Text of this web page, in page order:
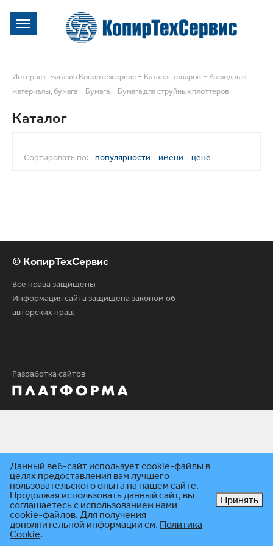
Интернет-магазин Копиртехсервис - Каталог товаров - Расходные
материалы, бумага - Бумага - Бумага для струйных плоттеров
Каталог
Сортировать по: популярности имени цене
© КопирТехСервис
Все права защищены
Информация сайта защищена законом об
авторских прав.
Разработка сайтов
Данный веб-сайт использует cookie-файлы в
целях предоставления вам лучшего
пользовательского опыта на нашем сайте.
Продолжая использовать данный сайт, вы
соглашаетесь с использованием нами
cookie-файлов. Для получения
дополнительной информации см. Политика
Cookie.
Принять